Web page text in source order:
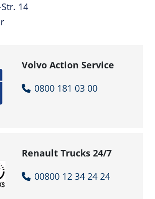
14
Volvo Action Service
0800 181 03 00
Renault Trucks 24/7
00800 12 34 24 24